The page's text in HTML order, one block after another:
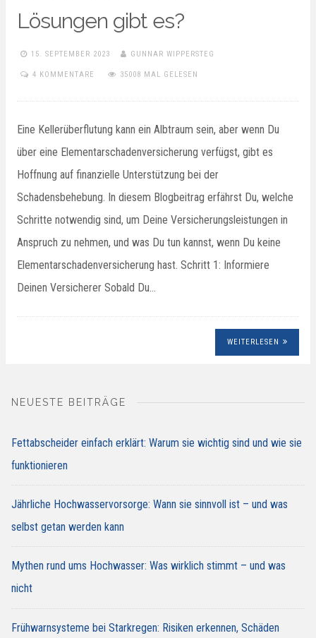
Lösungen gibt es?
15. SEPTEMBER 2023 GUNNAR WIPPERSTEG
4 KOMMENTARE 35008 MAL GELESEN
Eine Kellerüberflutung kann ein Albtraum sein, aber wenn Du
über eine Elementarschadenversicherung verfügst, gibt es
Hoffnung auf finanzielle Unterstützung bei der
Schadensbehebung. In diesem Blogbeitrag erfährst Du, welche
Schritte notwendig sind, um Deine Versicherungsleistungen in
Anspruch zu nehmen, und was Du tun kannst, wenn Du keine
Elementarschadenversicherung hast. Schritt 1: Informiere
Deinen Versicherer Sobald Du…
WEITERLESEN
NEUESTE BEITRÄGE
Fettabscheider einfach erklärt: Warum sie wichtig sind und wie sie
funktionieren
Jährliche Hochwasservorsorge: Wann sie sinnvoll ist – und was
selbst getan werden kann
Mythen rund ums Hochwasser: Was wirklich stimmt – und was
nicht
Frühwarnsysteme bei Starkregen: Risiken erkennen, Schäden